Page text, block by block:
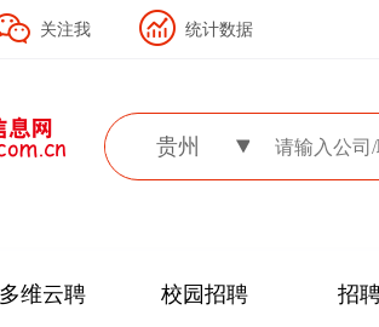
关注我 统计数据
贵州
多维云聘 校园招聘 招